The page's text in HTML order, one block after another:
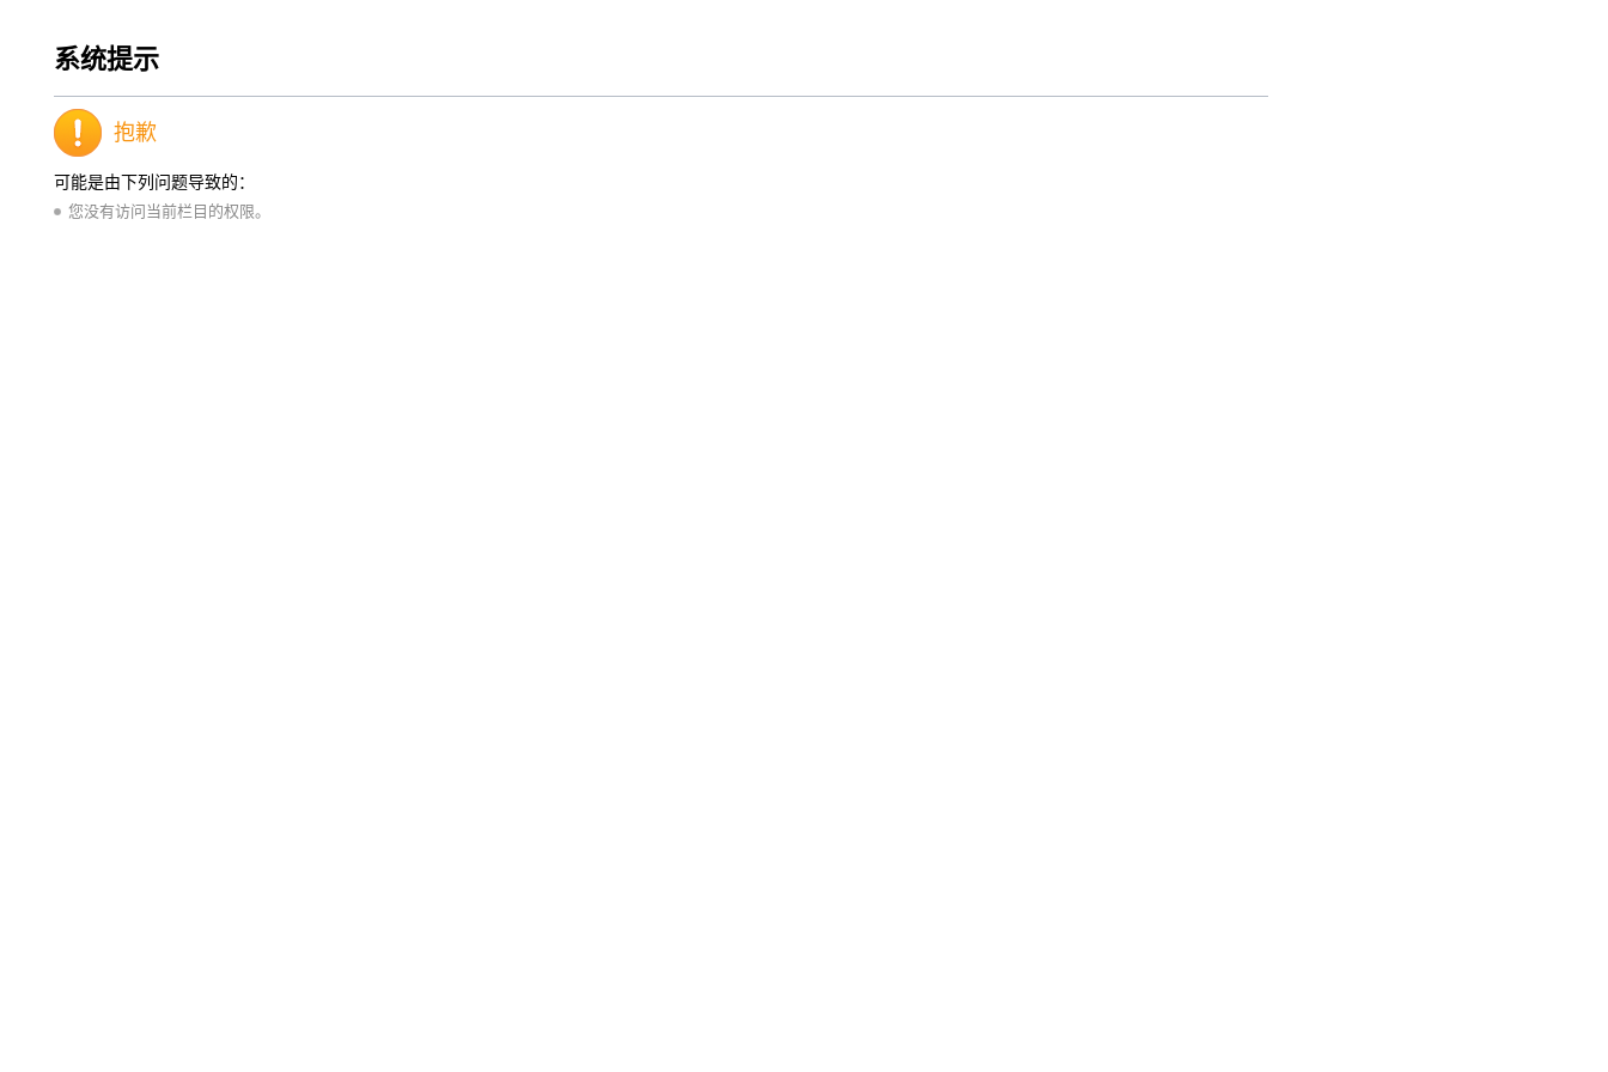
系统提示
抱歉
可能是由下列问题导致的：
您没有访问当前栏目的权限。